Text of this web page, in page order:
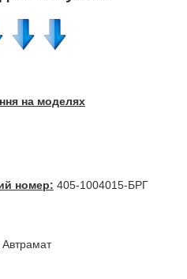
на моделях
номер: 405-1004015-БРГ
Автрамат